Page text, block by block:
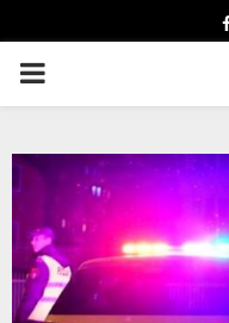
PRIMARY